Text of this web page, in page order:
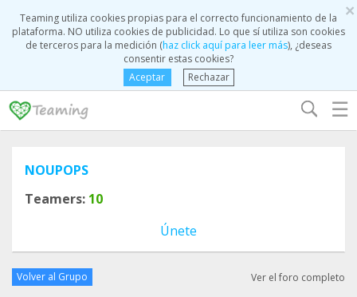
×
Teaming utiliza cookies propias para el correcto funcionamiento de la
plataforma. NO utiliza cookies de publicidad. Lo que sí utiliza son cookies
de terceros para la medición (haz click aquí para leer más), ¿deseas
consentir estas cookies?
Aceptar
Rechazar
☰
NOUPOPS
Teamers: 10
Únete
Volver al Grupo Ver el foro completo